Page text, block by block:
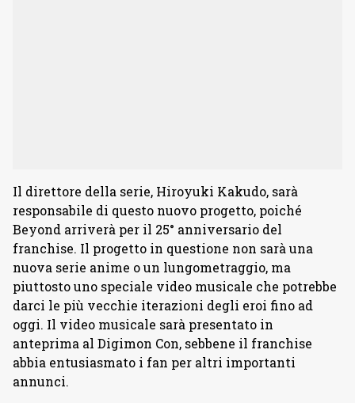
Il direttore della serie, Hiroyuki Kakudo, sarà
responsabile di questo nuovo progetto, poiché
Beyond arriverà per il 25° anniversario del
franchise. Il progetto in questione non sarà una
nuova serie anime o un lungometraggio, ma
piuttosto uno speciale video musicale che potrebbe
darci le più vecchie iterazioni degli eroi fino ad
oggi. Il video musicale sarà presentato in
anteprima al Digimon Con, sebbene il franchise
abbia entusiasmato i fan per altri importanti
annunci.